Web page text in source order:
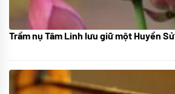
05/10/2025
Trầm nụ Tâm Linh lưu giữ một Huyền Sử